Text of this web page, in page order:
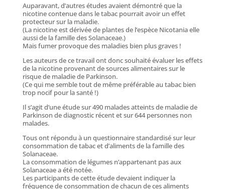
Auparavant, d’autres études avaient démontré que la
nicotine contenue dans le tabac pourrait avoir un effet
protecteur sur la maladie.
(La nicotine est dérivée de plantes de l’espèce Nicotania elle
aussi de la famille des Solanaceae.)
Mais fumer provoque des maladies bien plus graves !
Les auteurs de ce travail ont donc souhaité évaluer les effets
de la nicotine provenant de sources alimentaires sur le
risque de maladie de Parkinson.
(Ce qui me semble tout de même préférable au tabac bien
trop nocif pour la santé !)
Il s’agit d’une étude sur 490 malades atteints de maladie de
Parkinson de diagnostic récent et sur 644 personnes non
malades.
Tous ont répondu à un questionnaire standardisé sur leur
consommation de tabac et d’aliments de la famille des
Solanaceae.
La consommation de légumes n’appartenant pas aux
Solanaceae a été notée.
Les participants de cette étude devaient indiquer la
fréquence de consommation de chacun de ces aliments